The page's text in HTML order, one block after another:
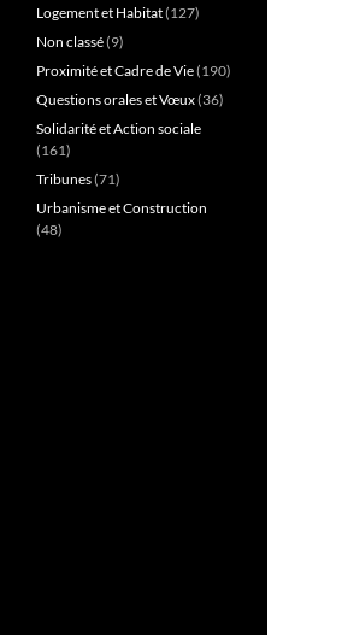
Logement et Habitat(127)
Non classé(9)
Proximité et Cadre de Vie(190)
Questions orales et Vœux(36)
Solidarité et Action sociale
(161)
Tribunes(71)
Urbanisme et Construction
(48)